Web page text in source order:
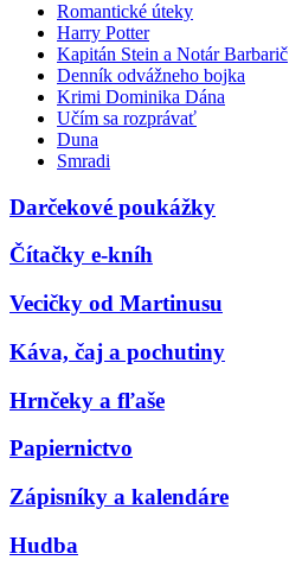
Romantické úteky
Harry Potter
Kapitán Stein a Notár Barbarič
Denník odvážneho bojka
Krimi Dominika Dána
Učím sa rozprávať
Duna
Smradi
Darčekové poukážky
Čítačky e-kníh
Vecičky od Martinusu
Káva, čaj a pochutiny
Hrnčeky a fľaše
Papiernictvo
Zápisníky a kalendáre
Hudba